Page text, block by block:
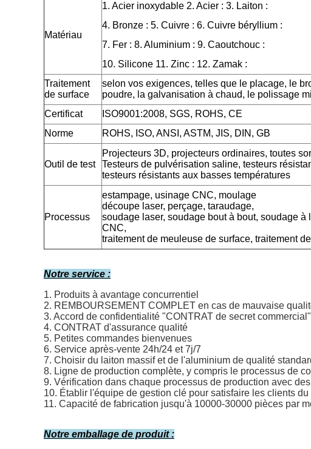
Matériau
1. Acier inoxydable 2. Acier : 3. Laiton :
4. Bronze : 5. Cuivre : 6. Cuivre béryllium :
7. Fer : 8. Aluminium : 9. Caoutchouc :
10. Silicone 11. Zinc : 12. Zamak :
Traitement
de surface
selon vos exigences, telles que le placage, le
poudre, la galvanisation à chaud, le polissage
Certificat
ISO9001:2008, SGS, ROHS, CE
Norme
ROHS, ISO, ANSI, ASTM, JIS, DIN, GB
Outil de test
Projecteurs 3D, projecteurs ordinaires, toutes
Testeurs de pulvérisation saline, testeurs
testeurs résistants aux basses températures
Processus
estampage, usinage CNC, moulage
découpe laser, perçage, taraudage,
soudage laser, soudage bout à bout, soudage à
CNC,
traitement de meuleuse de surface, traitement
Notre service :
1. Produits à avantage concurrentiel
2. REMBOURSEMENT COMPLET en cas de mauvaise
3. Accord de confidentialité "CONTRAT de secret commercial"
4. CONTRAT d'assurance qualité
5. Petites commandes bienvenues
6. Service après-vente 24h/24 et 7j/7
7. Choisir du laiton massif et de l'aluminium de qualité
8. Ligne de production complète, y compris le processus de
9. Vérification dans chaque processus de production avec
10. Établir l'équipe de gestion clé pour satisfaire les clients du
11. Capacité de fabrication jusqu'à 10000-30000 pièces par
Notre emballage de produit :